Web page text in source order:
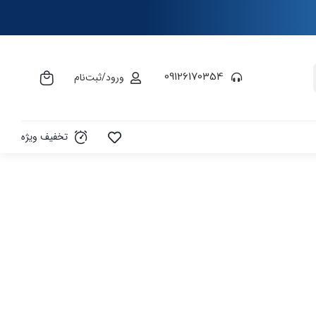
09126170354 ورود/ثبت‌نام
تخفیف ویژه